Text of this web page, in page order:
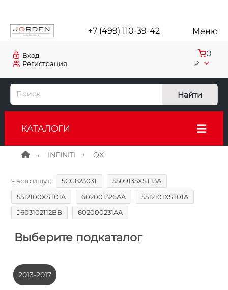
+7 (499) 110-39-42 Меню
Регистрация
Вход 0
₽
Найти
КАТАЛОГИ
INFINITI QX
Часто ищут: 5CG823031
5509135XST13A
5512100XST01A
602001326AA
5512101XST01A
J603102112BB
602000231AA
Выберите подкаталог
2013-2017